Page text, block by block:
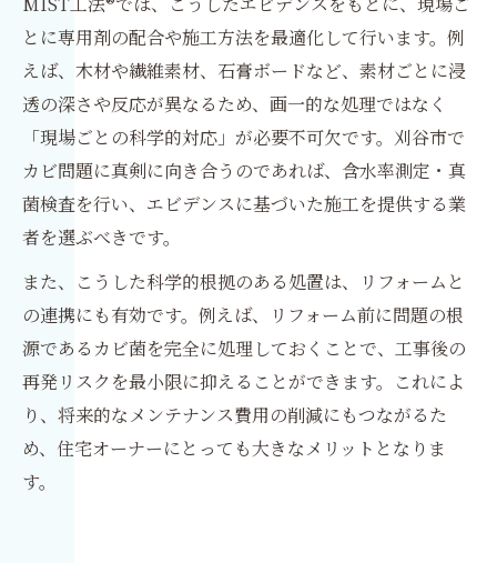
とに専用剤の配合や施工方法を最適化して行います。例
えば、木材や繊維素材、石膏ボードなど、素材ごとに浸
透の深さや反応が異なるため、画一的な処理ではなく
「現場ごとの科学的対応」が必要不可欠です。刈谷市で
カビ問題に真剣に向き合うのであれば、含水率測定・真
菌検査を行い、エビデンスに基づいた施工を提供する業
者を選ぶべきです。
また、こうした科学的根拠のある処置は、リフォームと
の連携にも有効です。例えば、リフォーム前に問題の根
源であるカビ菌を完全に処理しておくことで、工事後の
再発リスクを最小限に抑えることができます。これによ
り、将来的なメンテナンス費用の削減にもつながるた
め、住宅オーナーにとっても大きなメリットとなりま
す。